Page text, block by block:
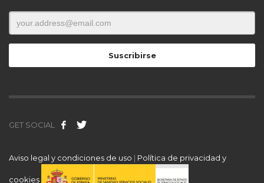
GET SOCIAL
Aviso legal y condiciones de uso | Política de privacidad y
cookies